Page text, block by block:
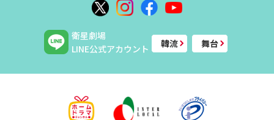
衛星劇場
LINE公式アカウント
韓流 舞台